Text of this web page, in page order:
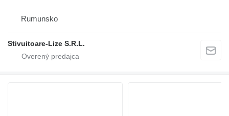
Rumunsko
Stivuitoare-Lize S.R.L.